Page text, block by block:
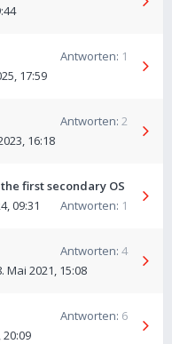
Antworten: 1
17:59
Antworten: 2
16:18
first secondary OS
Antworten: 1
09:31
Antworten: 4
Mai 2021, 15:08
Antworten: 6
20:09